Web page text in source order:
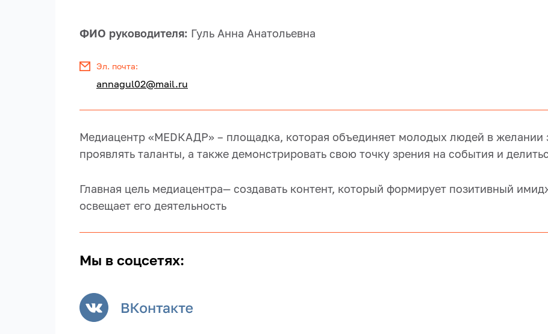
ФИО руководителя: Гуль Анна Анатольевна
Эл. почта:
annagul02@mail.ru
Медиацентр «MEDКАДР» – площадка, которая объединяет молодых людей в желании
проявлять таланты, а также демонстрировать свою точку зрения на события и
Главная цель медиацентра— создавать контент, который формирует позитивный
освещает его деятельность
Мы в соцсетях: